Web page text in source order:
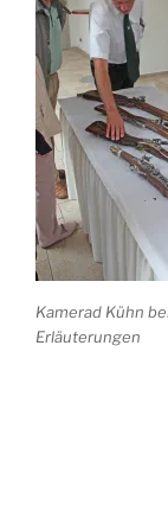
Kamerad Kühn
Erläuterungen